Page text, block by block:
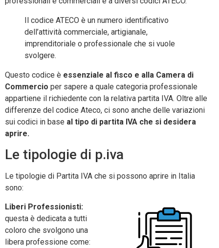
Il codice ATECO è un numero identificativo
dell’attività commerciale, artigianale,
imprenditoriale o professionale che si vuole
svolgere.
Questo codice è essenziale al fisco e alla Camera di
Commercio per sapere a quale categoria professionale
appartiene il richiedente con la relativa partita IVA. Oltre alle
differenze del codice Ateco, ci sono anche delle variazioni
sui codici in base al tipo di partita IVA che si desidera
aprire.
Le tipologie di p.iva
Le tipologie di Partita IVA che si possono aprire in Italia
sono:
Liberi Professionisti:
questa è dedicata a tutti
coloro che svolgono una
libera professione come: